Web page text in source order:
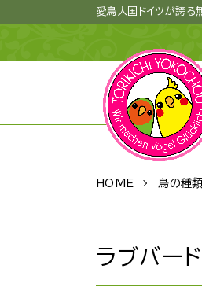
愛鳥大国ドイツが誇る
HOME 鳥の種
ラブバード